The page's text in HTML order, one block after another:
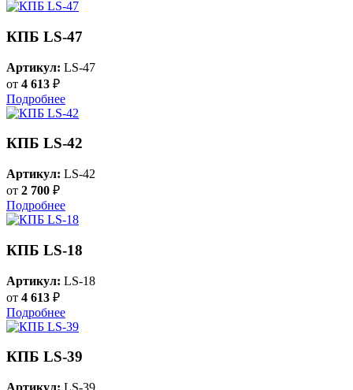
КПБ LS-47
Артикул: LS-47
от 4 613 ₽
Подробнее
КПБ LS-42
Артикул: LS-42
от 2 700 ₽
Подробнее
КПБ LS-18
Артикул: LS-18
от 4 613 ₽
Подробнее
КПБ LS-39
Артикул: LS-39